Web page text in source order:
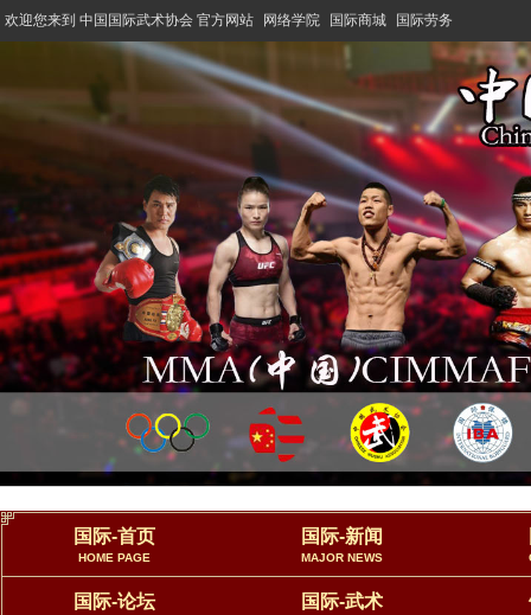
欢迎您来到 中国国际武术协会 官方网站 网络学院 国际商城 国际劳务
国际-首页
HOME PAGE
国际-新闻
MAJOR NEWS
国际-论坛 国际-武术